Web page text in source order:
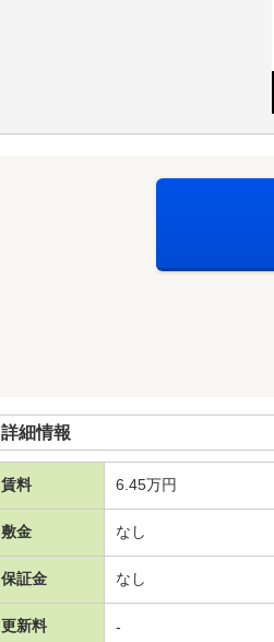
詳細情報
賃料 6.45万円
敷金 なし
保証金 なし
更新料 -